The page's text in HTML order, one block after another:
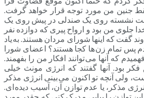
جنین من مورد توجه قرار خواهد گرفت.
نشسته روی یک صندلی در پیش روی یک
خدا جلوی من بود و ارواح پیری که دوازده نفر
گفت که اینها شورای مردان هستند. به یاد
پس تمام زن ها کجا هستند؟ اعضای شورا
که آنها می توانند افکار من را بفهمند.
بود. آنها گفتند که انرژی مونث خیلی
ولی آنچه تو اکنون می بینی انرژی مذکر
مذکر، یا عدم توازن آن، آسیب دیده ای.